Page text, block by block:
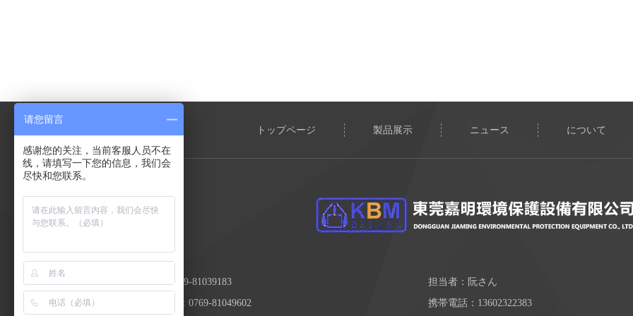
トップページ 製品展示 ニュース について
電話番号：0769-81039183
ファクシミリ：0769-81049602
担当者：阮さん
携帯電話：13602322383
请您留言
感谢您的关注，当前客服人员不在
线，请填写一下您的信息，我们会
尽快和您联系。